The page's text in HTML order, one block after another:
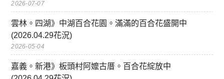
2026-07-07
雲林。四湖》中湖百合花園。滿滿的百合花盛開中
(2026.04.29花況)
2026-05-04
嘉義。新港》板頭村阿嬤古厝。百合花綻放中